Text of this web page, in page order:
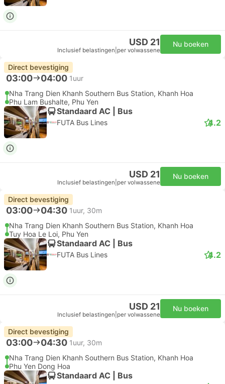
USD 21
Inclusief belastingen per volwassene
Nu boeken
Direct bevestiging
03:00 04:00 1uur
Nha Trang Dien Khanh Southern Bus Station, Khanh Hoa
Phu Lam Bushalte, Phu Yen
Standaard AC | Bus
FUTA Bus Lines 4.2
USD 21
Inclusief belastingen per volwassene
Nu boeken
Direct bevestiging
03:00 04:30 1uur, 30m
Nha Trang Dien Khanh Southern Bus Station, Khanh Hoa
Tuy Hoa Le Loi, Phu Yen
Standaard AC | Bus
FUTA Bus Lines 4.2
USD 21
Inclusief belastingen per volwassene
Nu boeken
Direct bevestiging
03:00 04:30 1uur, 30m
Nha Trang Dien Khanh Southern Bus Station, Khanh Hoa
Phu Yen Dong Hoa
Standaard AC | Bus